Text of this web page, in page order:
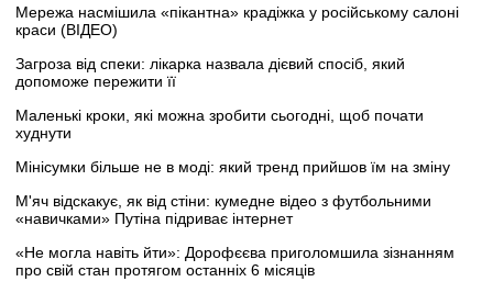
Мережа насмішила «пікантна» крадіжка у російському салоні
краси (ВІДЕО)
Загроза від спеки: лікарка назвала дієвий спосіб, який
допоможе пережити її
Маленькі кроки, які можна зробити сьогодні, щоб почати
худнути
Мінісумки більше не в моді: який тренд прийшов їм на зміну
М'яч відскакує, як від стіни: кумедне відео з футбольними
«навичками» Путіна підриває інтернет
«Не могла навіть йти»: Дорофєєва приголомшила зізнанням
про свій стан протягом останніх 6 місяців